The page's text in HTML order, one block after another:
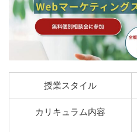
授業スタイル
カリキュラム内容